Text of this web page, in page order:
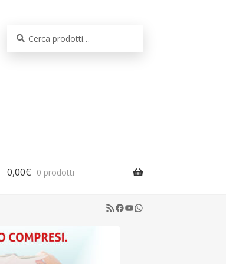
0,00€ 0 prodotti
RSS Feed
Facebook
YouTube
WhatsApp